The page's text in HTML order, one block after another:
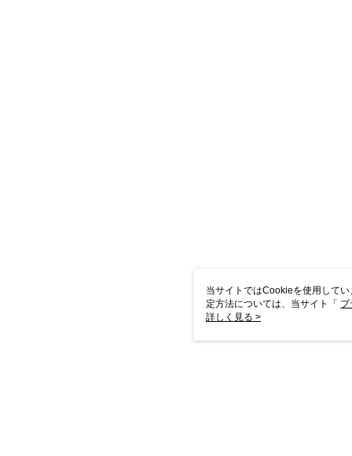
当サイトではCookieを使用して
定方法については、当サイト「 プ
き使用される場合、当社がサイ
詳しく見る >